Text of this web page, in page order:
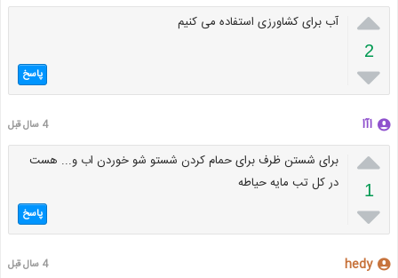

2

آب برای کشاورزی استفاده می کنیم
پاسخ
اآا 4 سال قبل

1

برای شستن ظرف برای حمام کردن شستو شو خوردن اب و... هست
در کل تب مایه حیاطه
پاسخ
hedy 4 سال قبل